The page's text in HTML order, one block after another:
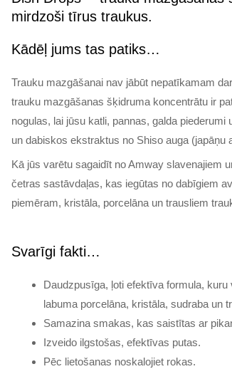
mirdzoši tīrus traukus.
Kādēļ jums tas patiks…
Trauku mazgāšanai nav jābūt nepatīkamam
trauku mazgāšanas šķidruma koncentrātu ir
nogulas, lai jūsu katli, pannas, galda
un dabiskos ekstraktus no Shiso auga
Kā jūs varētu sagaidīt no Amway slavenajiem
četras sastāvdaļas, kas iegūtas no dabīgiem
piemēram, kristāla, porcelāna un trausliem
Svarīgi fakti…
Daudzpusīga, ļoti efektīva formula,
labuma porcelāna, kristāla, sudraba un
Samazina smakas, kas saistītas ar
Izveido ilgstošas, efektīvas putas.
Pēc lietošanas noskalojiet rokas.